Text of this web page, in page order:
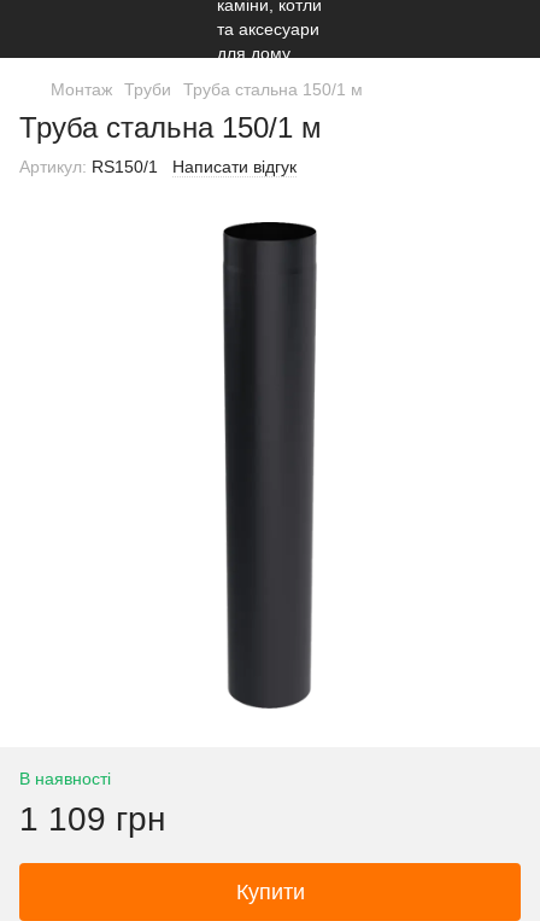
Монтаж Труби Труба стальна 150/1 м
Труба стальна 150/1 м
Артикул: RS150/1 Написати відгук
В наявності
1 109 грн
Купити